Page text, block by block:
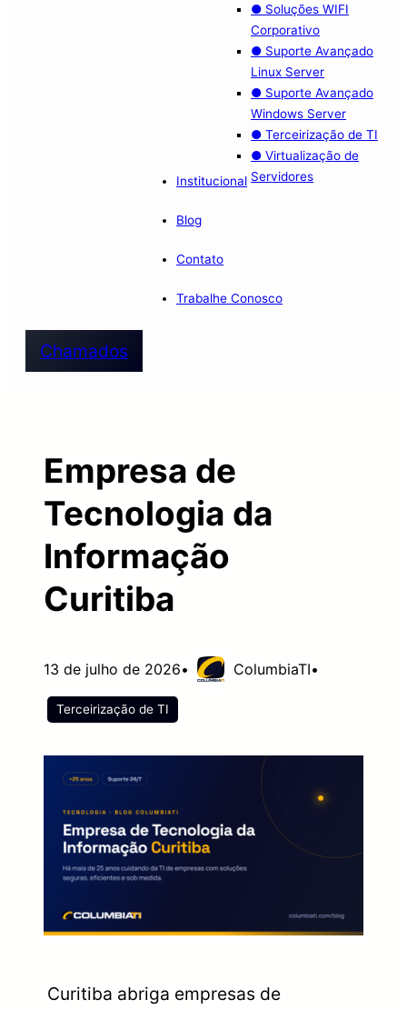
● Soluções WIFI
Corporativo
● Suporte Avançado
Linux Server
● Suporte Avançado
Windows Server
● Terceirização de TI
● Virtualização de
Servidores
Institucional
Blog
Contato
Trabalhe Conosco
Chamados
Empresa de
Tecnologia da
Informação
Curitiba
13 de julho de 2026• ColumbiaTI•
Terceirização de TI
Curitiba abriga empresas de